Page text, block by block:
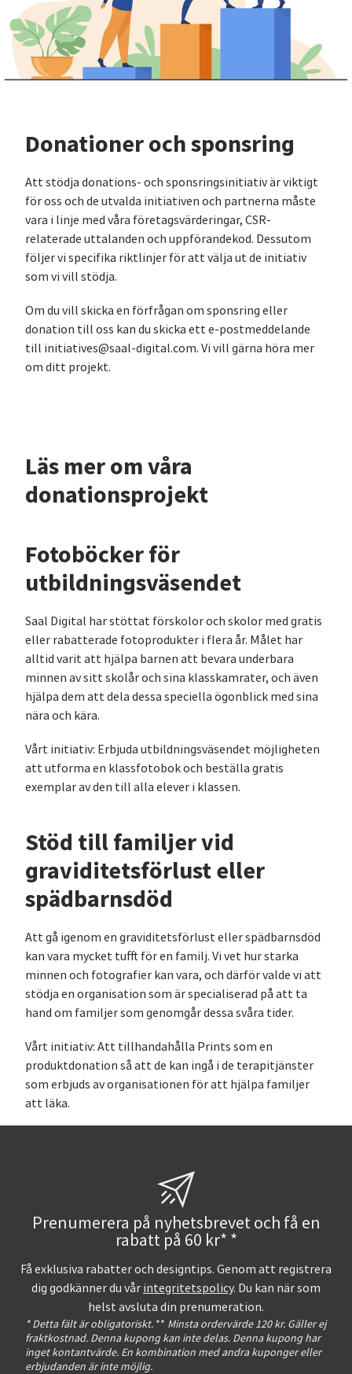
Donationer och sponsring
Att stödja donations- och sponsringsinitiativ är viktigt
för oss och de utvalda initiativen och partnerna måste
vara i linje med våra företagsvärderingar, CSR-
relaterade uttalanden och uppförandekod. Dessutom
följer vi specifika riktlinjer för att välja ut de initiativ
som vi vill stödja.
Om du vill skicka en förfrågan om sponsring eller
donation till oss kan du skicka ett e-postmeddelande
till initiatives@saal-digital.com. Vi vill gärna höra mer
om ditt projekt.
Läs mer om våra
donationsprojekt
Fotoböcker för
utbildningsväsendet
Saal Digital har stöttat förskolor och skolor med gratis
eller rabatterade fotoprodukter i flera år. Målet har
alltid varit att hjälpa barnen att bevara underbara
minnen av sitt skolår och sina klasskamrater, och även
hjälpa dem att dela dessa speciella ögonblick med sina
nära och kära.
Vårt initiativ: Erbjuda utbildningsväsendet möjligheten
att utforma en klassfotobok och beställa gratis
exemplar av den till alla elever i klassen.
Stöd till familjer vid
graviditetsförlust eller
spädbarnsdöd
Att gå igenom en graviditetsförlust eller spädbarnsdöd
kan vara mycket tufft för en familj. Vi vet hur starka
minnen och fotografier kan vara, och därför valde vi att
stödja en organisation som är specialiserad på att ta
hand om familjer som genomgår dessa svåra tider.
Vårt initiativ: Att tillhandahålla Prints som en
produktdonation så att de kan ingå i de terapitjänster
som erbjuds av organisationen för att hjälpa familjer
att läka.
Prenumerera på nyhetsbrevet och få en
rabatt på 60 kr* *
Få exklusiva rabatter och designtips. Genom att registrera
dig godkänner du vår integritetspolicy. Du kan när som
helst avsluta din prenumeration.
* Detta fält är obligatoriskt. ** Minsta ordervärde 120 kr. Gäller ej
fraktkostnad. Denna kupong kan inte delas. Denna kupong har
inget kontantvärde. En kombination med andra kuponger eller
erbjudanden är inte möjlig.